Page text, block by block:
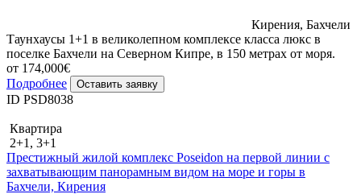
Кирения, Бахчели
Таунхаусы 1+1 в великолепном комплексе класса люкс в
поселке Бахчели на Северном Кипре, в 150 метрах от моря.
от 174,000€
Подробнее
Оставить заявку
ID PSD8038
Квартира
2+1, 3+1
Престижный жилой комплекс Poseidon на первой линии с
захватывающим панорамным видом на море и горы в
Бахчели, Кирения